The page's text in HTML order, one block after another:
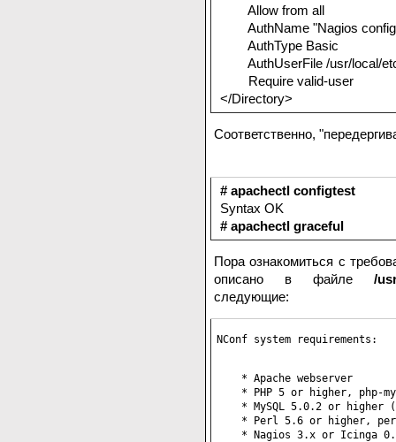
Allow from all
AuthName "Nagios
AuthType Basic
AuthUserFile /usr/local/
Require valid-user
</Directory>
Соответственно,
# apachectl configtest
Syntax OK
# apachectl graceful
Пора ознакомиться с
описано в файле /
следующие:
NConf system requirements:
    * Apache webserver
* PHP 5 or higher, php-
* MySQL 5.0.2 or higher
* Perl 5.6 or higher,
* Nagios 3.x or Icinga